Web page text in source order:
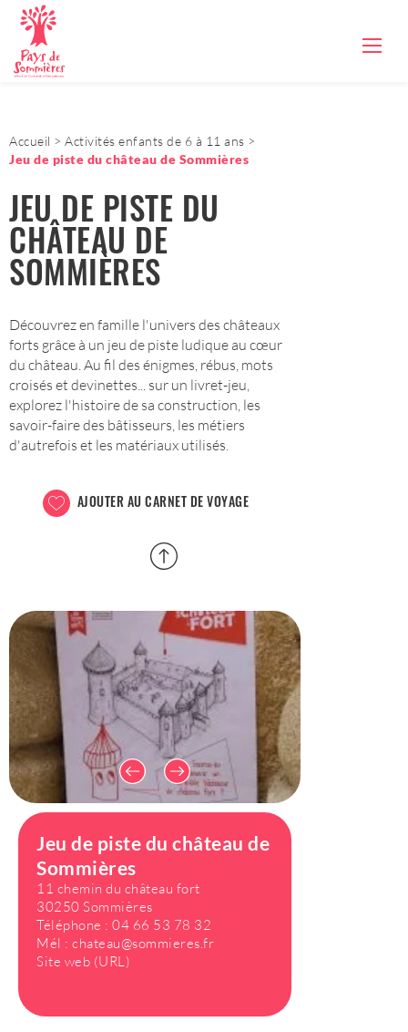
Accueil
Activités enfants de 6 à 11 ans
Jeu de piste du château de Sommières
JEU DE PISTE DU
CHÂTEAU DE
SOMMIÈRES
Découvrez en famille l'univers des châteaux
forts grâce à un jeu de piste ludique au cœur
du château. Au fil des énigmes, rébus, mots
croisés et devinettes... sur un livret-jeu,
explorez l'histoire de sa construction, les
savoir-faire des bâtisseurs, les métiers
d'autrefois et les matériaux utilisés.
AJOUTER AU CARNET DE VOYAGE
Jeu de piste du château de
Sommières
11 chemin du château fort
30250 Sommières
Téléphone : 04 66 53 78 32
Mél : chateau@sommieres.fr
Site web (URL)